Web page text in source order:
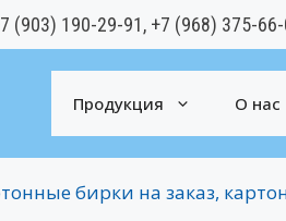
(903) 190-29-91, +7 (968) 375-
Продукция О нас
бирки на заказ,